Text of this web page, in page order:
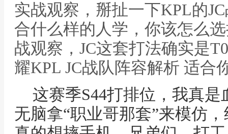
实战观察，掰扯一下KPL的
合什么样的人学，你该怎么
战观察，JC这套打法确实是
耀KPL JC战队阵容解析 适合
这赛季S44打排位，我真
无脑拿“职业哥那套”来模仿